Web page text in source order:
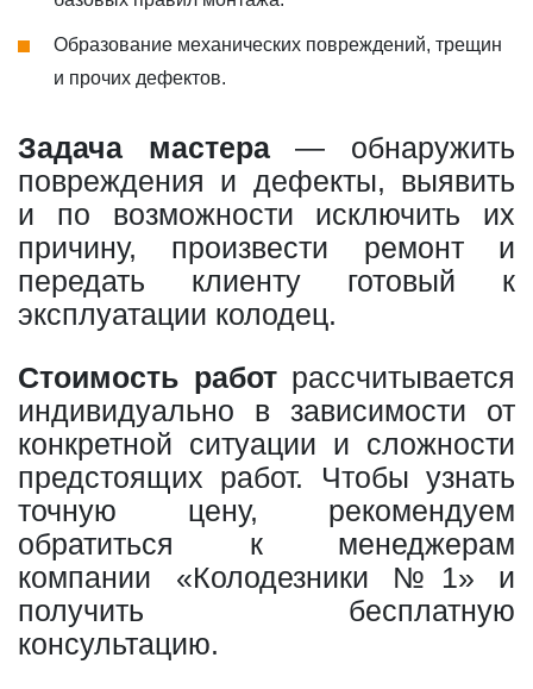
Образование механических повреждений, трещин
и прочих дефектов.
Задача мастера— обнаружить
повреждения и дефекты, выявить
и по возможности исключить их
причину, произвести ремонт и
передать клиенту готовый к
эксплуатации колодец.
Стоимость работрассчитывается
индивидуально в зависимости от
конкретной ситуации и сложности
предстоящих работ. Чтобы узнать
точную цену, рекомендуем
обратиться к менеджерам
компании «Колодезники №1» и
получить бесплатную
консультацию.